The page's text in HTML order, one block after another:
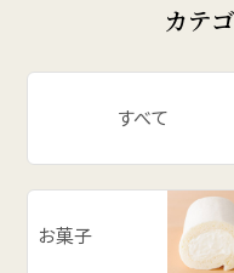
カテ
すべて
お菓子